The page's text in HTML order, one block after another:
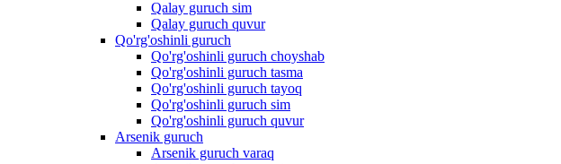
Qalay guruch sim
Qalay guruch quvur
Qo'rg'oshinli guruch
Qo'rg'oshinli guruch choyshab
Qo'rg'oshinli guruch tasma
Qo'rg'oshinli guruch tayoq
Qo'rg'oshinli guruch sim
Qo'rg'oshinli guruch quvur
Arsenik guruch
Arsenik guruch varaq